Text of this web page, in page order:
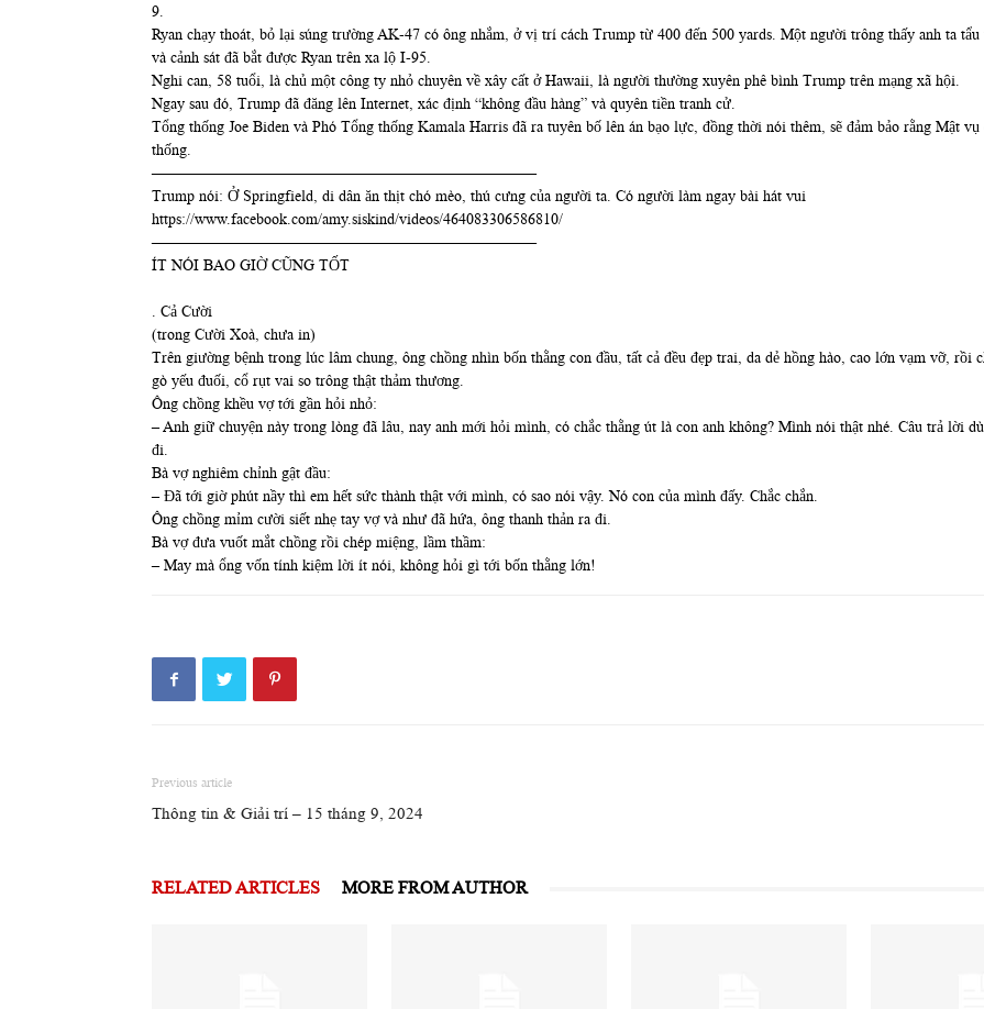
9.
Ryan chạy thoát, bỏ lại súng trường AK-47 có ông nhắm, ở vị trí cách Trump từ 400 đến 500 yards. Một người trông thấy anh ta tẩu
và cảnh sát đã bắt được Ryan trên xa lộ I-95.
Nghi can, 58 tuổi, là chủ một công ty nhỏ chuyên về xây cất ở Hawaii, là người thường xuyên phê bình Trump trên mạng xã hội.
Ngay sau đó, Trump đã đăng lên Internet, xác định “không đầu hàng” và quyên tiền tranh cử.
Tổng thống Joe Biden và Phó Tổng thống Kamala Harris đã ra tuyên bố lên án bạo lực, đồng thời nói thêm, sẽ đảm bảo rằng Mật
thống.
—————————————————————————
Trump nói: Ở Springfield, di dân ăn thịt chó mèo, thú cưng của người ta. Có người làm ngay bài hát vui
https://www.facebook.com/amy.siskind/videos/464083306586810/
—————————————————————————
ÍT NÓI BAO GIỜ CŨNG TỐT
. Cả Cười
(trong Cười Xoà, chưa in)
Trên giường bệnh trong lúc lâm chung, ông chồng nhìn bốn thằng con đầu, tất cả đều đẹp trai, da dẻ hồng hào, cao lớn vạm vỡ, rồi
gò yếu đuối, cổ rụt vai so trông thật thảm thương.
Ông chồng khều vợ tới gần hỏi nhỏ:
– Anh giữ chuyện này trong lòng đã lâu, nay anh mới hỏi mình, có chắc thằng út là con anh không? Mình nói thật nhé. Câu trả lời
đi.
Bà vợ nghiêm chỉnh gật đầu:
– Đã tới giờ phút nầy thì em hết sức thành thật với mình, có sao nói vậy. Nó con của mình đấy. Chắc chắn.
Ông chồng mỉm cười siết nhẹ tay vợ và như đã hứa, ông thanh thản ra đi.
Bà vợ đưa vuốt mắt chồng rồi chép miệng, lầm thầm:
– May mà ổng vốn tính kiệm lời ít nói, không hỏi gì tới bốn thằng lớn!
Previous article
Thông tin & Giải trí – 15 tháng 9, 2024
RELATED ARTICLES MORE FROM AUTHOR